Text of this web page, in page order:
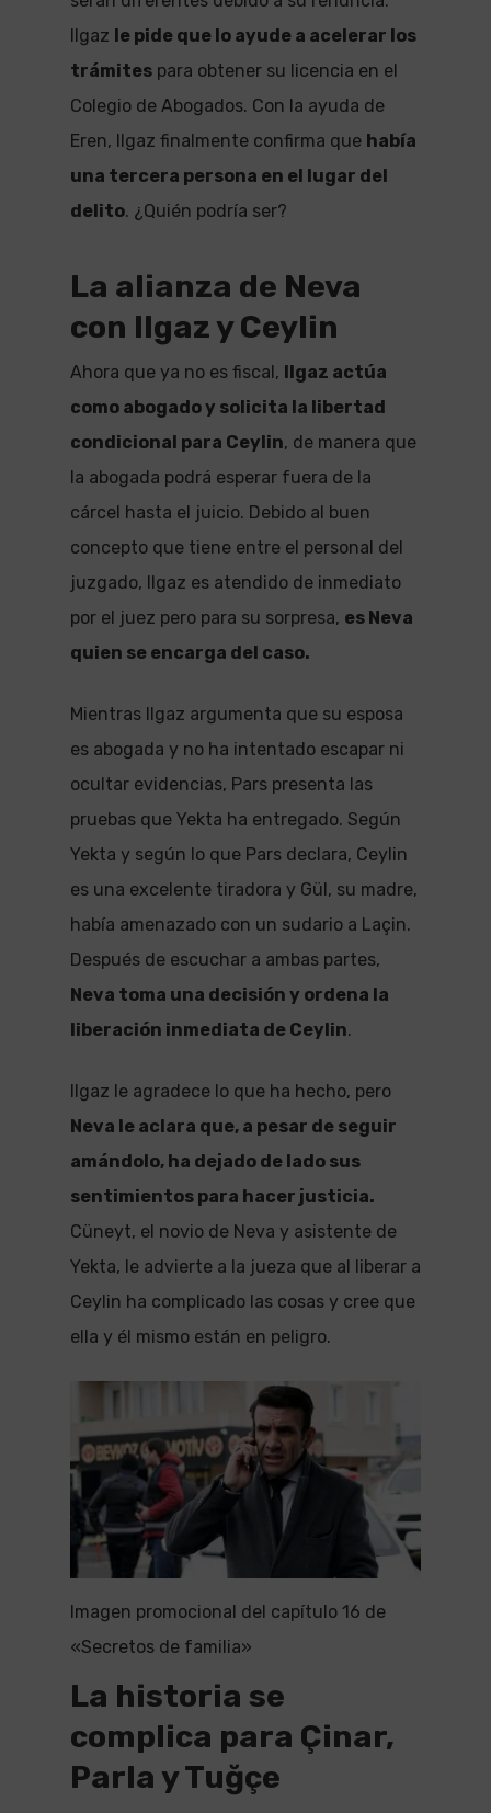
Ilgaz le pide que lo ayude a acelerar los
trámites para obtener su licencia en el
Colegio de Abogados. Con la ayuda de
Eren, Ilgaz finalmente confirma que había
una tercera persona en el lugar del
delito. ¿Quién podría ser?
La alianza de Neva
con Ilgaz y Ceylin
Ahora que ya no es fiscal, Ilgaz actúa
como abogado y solicita la libertad
condicional para Ceylin, de manera que
la abogada podrá esperar fuera de la
cárcel hasta el juicio. Debido al buen
concepto que tiene entre el personal del
juzgado, Ilgaz es atendido de inmediato
por el juez pero para su sorpresa, es Neva
quien se encarga del caso.
Mientras Ilgaz argumenta que su esposa
es abogada y no ha intentado escapar ni
ocultar evidencias, Pars presenta las
pruebas que Yekta ha entregado. Según
Yekta y según lo que Pars declara, Ceylin
es una excelente tiradora y Gül, su madre,
había amenazado con un sudario a Laçin.
Después de escuchar a ambas partes,
Neva toma una decisión y ordena la
liberación inmediata de Ceylin.
Ilgaz le agradece lo que ha hecho, pero
Neva le aclara que, a pesar de seguir
amándolo, ha dejado de lado sus
sentimientos para hacer justicia.
Cüneyt, el novio de Neva y asistente de
Yekta, le advierte a la jueza que al liberar a
Ceylin ha complicado las cosas y cree que
ella y él mismo están en peligro.
Imagen promocional del capítulo 16 de
«Secretos de familia»
La historia se
complica para Çinar,
Parla y Tuğçe